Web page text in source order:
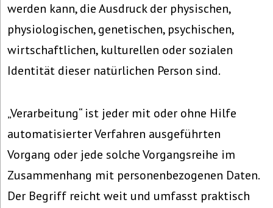
werden kann, die Ausdruck der physischen,
physiologischen, genetischen, psychischen,
wirtschaftlichen, kulturellen oder sozialen
Identität dieser natürlichen Person sind.
„Verarbeitung“ ist jeder mit oder ohne Hilfe
automatisierter Verfahren ausgeführten
Vorgang oder jede solche Vorgangsreihe im
Zusammenhang mit personenbezogenen Daten.
Der Begriff reicht weit und umfasst praktisch